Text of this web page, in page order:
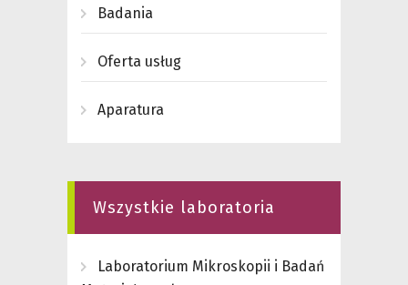
Badania
Oferta usług
Aparatura
Wszystkie laboratoria
Laboratorium Mikroskopii i Badań